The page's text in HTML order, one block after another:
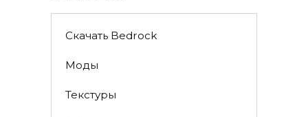
Скачать Bedrock
Моды
Текстуры